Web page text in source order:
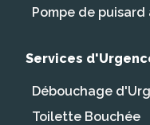
Pompe de
Services
Débouchage
Toilette Bouchée